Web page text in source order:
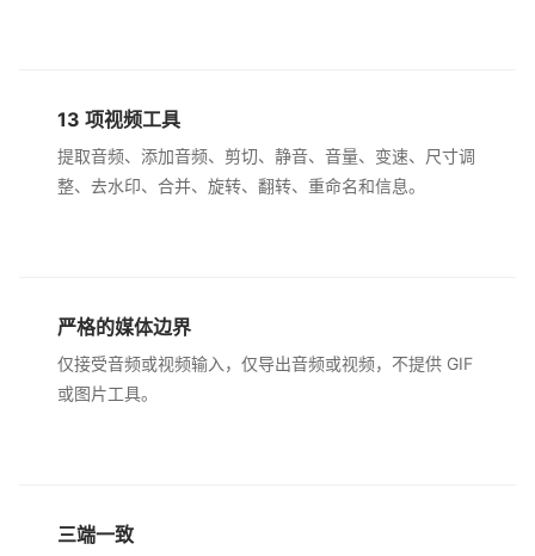
13 项视频工具
提取音频、添加音频、剪切、静音、音量、变速、尺寸调
整、去水印、合并、旋转、翻转、重命名和信息。
严格的媒体边界
仅接受音频或视频输入，仅导出音频或视频，不提供 GIF
或图片工具。
三端一致